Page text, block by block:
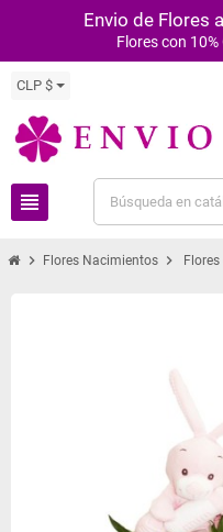
Envio de Flores
Flores con
CLP $
view_headline
chevron_right Flores Nacimientos chevron_right